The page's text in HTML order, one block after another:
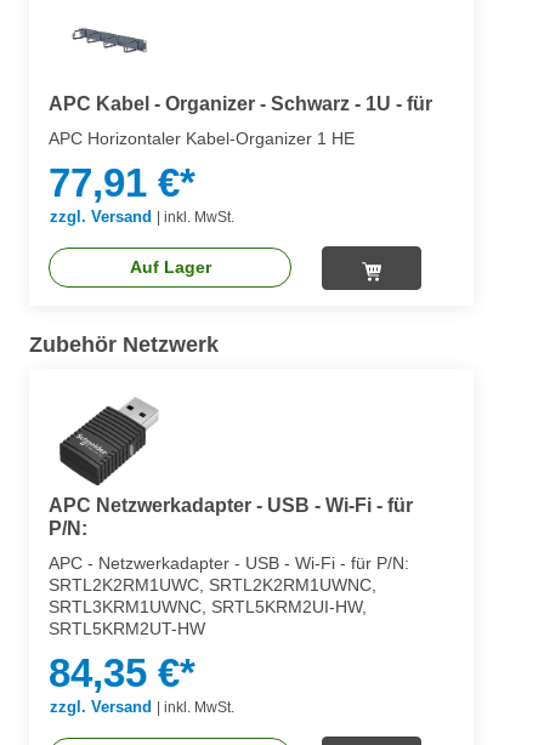
APC Kabel - Organizer - Schwarz - 1U - für
APC Horizontaler Kabel-Organizer 1 HE
77,91 €*
zzgl. Versand inkl. MwSt.
Auf Lager
Zubehör Netzwerk
APC Netzwerkadapter - USB - Wi-Fi - für
P/N:
APC - Netzwerkadapter - USB - Wi-Fi - für P/N:
SRTL2K2RM1UWC, SRTL2K2RM1UWNC,
SRTL3KRM1UWNC, SRTL5KRM2UI-HW,
SRTL5KRM2UT-HW
84,35 €*
zzgl. Versand inkl. MwSt.